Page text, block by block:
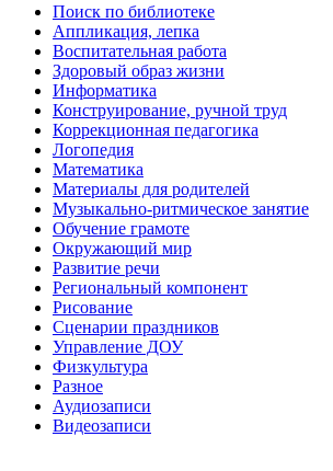
Поиск по библиотеке
Аппликация, лепка
Воспитательная работа
Здоровый образ жизни
Информатика
Конструирование, ручной труд
Коррекционная педагогика
Логопедия
Математика
Материалы для родителей
Музыкально-ритмическое занятие
Обучение грамоте
Окружающий мир
Развитие речи
Региональный компонент
Рисование
Сценарии праздников
Управление ДОУ
Физкультура
Разное
Аудиозаписи
Видеозаписи